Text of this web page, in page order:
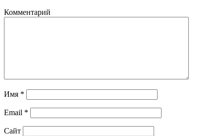
Комментарий
Имя *
Email *
Сайт